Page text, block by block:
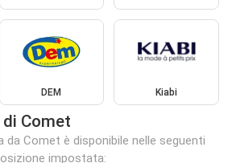
DEM Kiabi
Comet
Comet è disponibile nelle seguenti
impostata: